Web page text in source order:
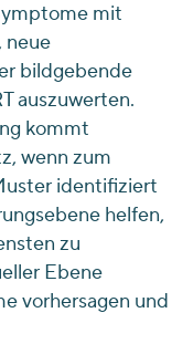
mit
neue
bildgebende
auszuwerten.
kommt
wenn zum
identifiziert
helfen,
zu
Ebene
vorhersagen und